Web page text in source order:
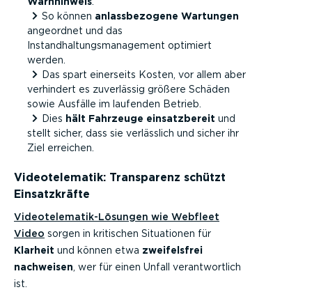
So können anlassbezogene Wartungen
angeordnet und das
Instandhaltungsmanagement optimiert
werden.
Das spart einerseits Kosten, vor allem aber
verhindert es zuverlässig größere Schäden
sowie Ausfälle im laufenden Betrieb.
Dies hält Fahrzeuge einsatzbereit und
stellt sicher, dass sie verlässlich und sicher ihr
Ziel erreichen.
Videotelematik: Transparenz schützt
Einsatzkräfte
Videotelematik-Lösungen wie Webfleet
Video sorgen in kritischen Situationen für
Klarheit und können etwa zweifelsfrei
nachweisen , wer für einen Unfall verantwortlich
ist.